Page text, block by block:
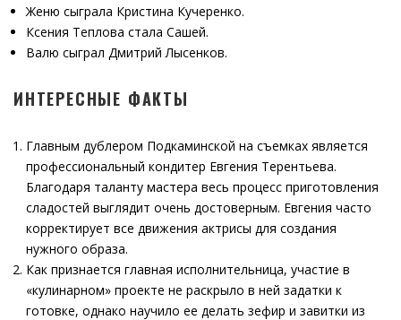
Женю сыграла Кристина Кучеренко.
Ксения Теплова стала Сашей.
Валю сыграл Дмитрий Лысенков.
ИНТЕРЕСНЫЕ ФАКТЫ
Главным дублером Подкаминской на съемках является
профессиональный кондитер Евгения Терентьева.
Благодаря таланту мастера весь процесс приготовления
сладостей выглядит очень достоверным. Евгения часто
корректирует все движения актрисы для создания
нужного образа.
Как признается главная исполнительница, участие в
«кулинарном» проекте не раскрыло в ней задатки к
готовке, однако научило ее делать зефир и завитки из